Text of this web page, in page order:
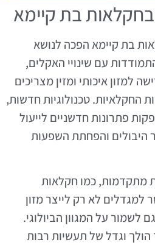
בת קיימא
בת קיימא הפכה לנושא
עם שינויי האקלים,
למזון איכותי ומזין מצריכים
החקלאיות. טכנולוגיות חדשות,
פתרונות חדשניים לייעול
היבולים והפחתת השפעות
מתקדמות, כמו חקלאות
למגדלים לא רק לייצר מזון
לשמור על המגוון הביולוגי.
וגדל של תעשיות רבות